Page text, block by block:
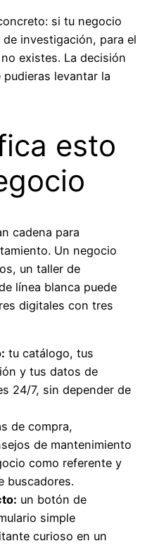
si tu negocio
investigación, para el
existes. La decisión
levantar la
esto
cadena para
Un negocio
un taller de
línea blanca puede
digitales con tres
tu catálogo, tus
y tus datos de
24/7, sin depender de
de compra,
de mantenimiento
como referente y
buscadores.
un botón de
simple
curioso en un